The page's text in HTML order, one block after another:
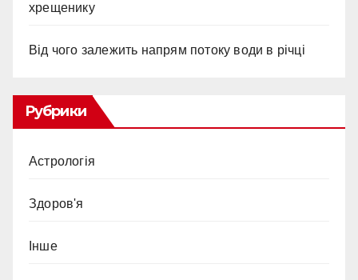
хрещенику
Від чого залежить напрям потоку води в річці
Рубрики
Астрологія
Здоров'я
Інше